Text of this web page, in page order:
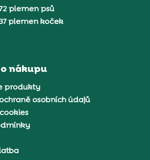
plemen psů
plemen koček
nákupu
produkty
osobních údajů